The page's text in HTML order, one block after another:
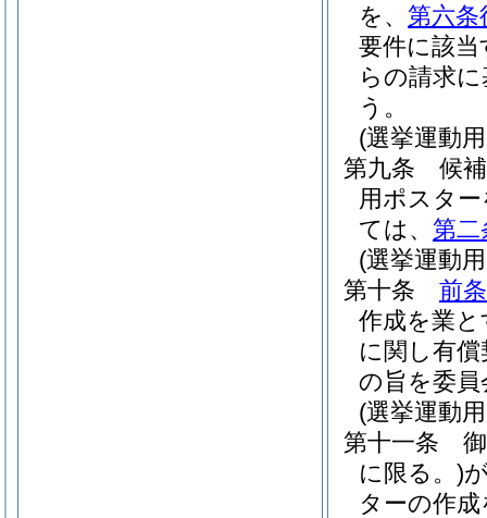
を、 第六条
要件に該
らの請求
う。
(選挙運動
第九条
候
用ポスタ
ては、 第二
(選挙運動
第十条
前条
作成を業
に関し有
の旨を委
(選挙運動
第十一条
に限る。)
ターの作